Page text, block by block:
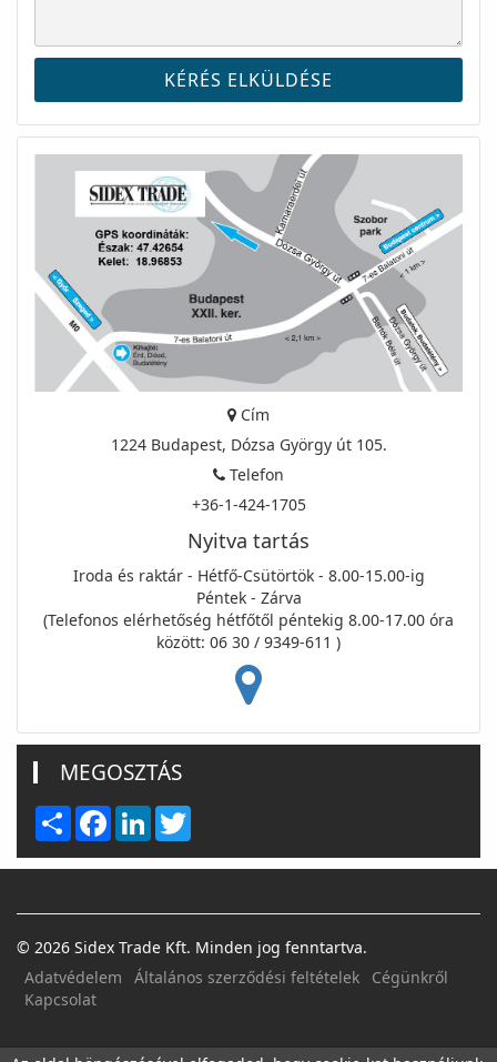
Cím
1224 Budapest, Dózsa György út 105.
Telefon
+36-1-424-1705
Nyitva tartás
Iroda és raktár - Hétfő-Csütörtök - 8.00-15.00-ig
Péntek - Zárva
(Telefonos elérhetőség hétfőtől péntekig 8.00-17.00 óra
között: 06 30 / 9349-611 )
MEGOSZTÁS
Share FacebookLinkedIn
© 2026 Sidex Trade Kft. Minden jog fenntartva.
Adatvédelem
Általános szerződési feltételek
Cégünkről
Kapcsolat